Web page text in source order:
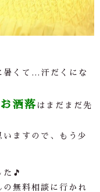
くて
汗だくにな
洒落 はまだまだ先
ますので、もう少
🎵
無料相談に行かれ